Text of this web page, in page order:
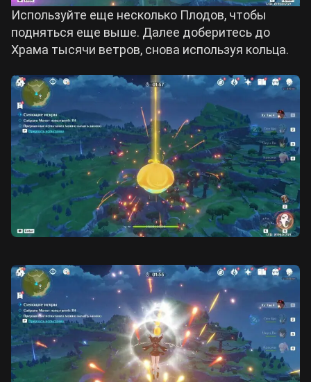
Используйте еще несколько Плодов, чтобы
подняться еще выше. Далее доберитесь до
Храма тысячи ветров, снова используя кольца.